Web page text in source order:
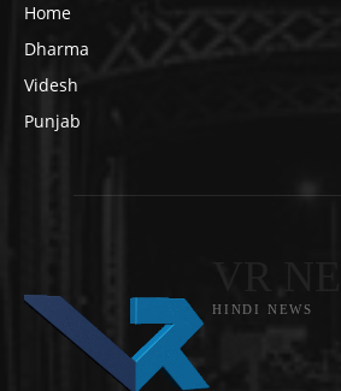
Home
Dharma
Videsh
Punjab
HINDI NEWS